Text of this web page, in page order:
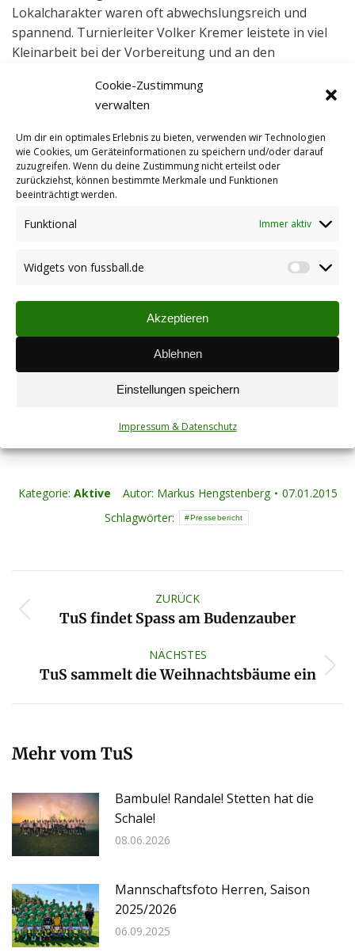
Cookie-Zustimmung
verwalten
Um dir ein optimales Erlebnis zu bieten, verwenden wir Technologien
wie Cookies, um Geräteinformationen zu speichern und/oder darauf
zuzugreifen. Wenn du deine Zustimmung nicht erteilst oder
zurückziehst, können bestimmte Merkmale und Funktionen
beeinträchtigt werden.
Funktional Immer aktiv
Widgets von fussball.de
Akzeptieren
Ablehnen
Einstellungen speichern
Impressum & Datenschutz
Lokalcharakter waren oft abwechslungsreich und
spannend. Turnierleiter Volker Kremer leistete in viel
Kleinarbeit bei der Vorbereitung und an den
für die Fortführung dieser Veranstaltung sein. (kah)
Die Rheinpfalz – Donnersberger Rundschau – Nr. 3
Datum – Montag, den 5. Januar 2015
Kategorie: Aktive Autor: Markus Hengstenberg
07.01.2015
Schlagwörter:
Pressebericht
ZURÜCK
Vorheriger
TuS findet Spass am Budenzauber
NÄCHSTES
Nächster
TuS sammelt die Weihnachtsbäume ein
Mehr vom TuS
Bambule! Randale! Stetten hat die
Schale!
08.06.2026
Mannschaftsfoto Herren, Saison
2025/2026
06.09.2025